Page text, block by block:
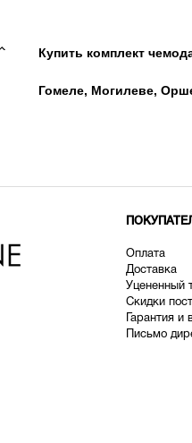
Купить комплект
Гомеле, Могилеве,
Оплата
Доставка
Уцененный
Скидки
Гарантия и
Письмо